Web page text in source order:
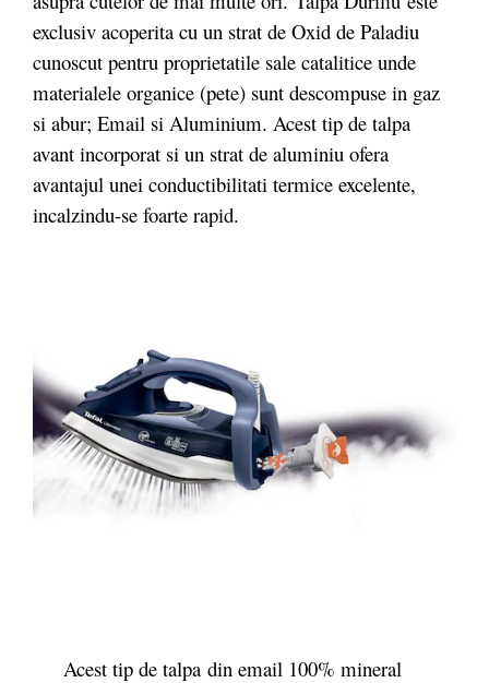
exclusiv acoperita cu un strat de Oxid de Paladiu
cunoscut pentru proprietatile sale catalitice unde
materialele organice (pete) sunt descompuse in gaz
si abur; Email si Aluminium. Acest tip de talpa
avant incorporat si un strat de aluminiu ofera
avantajul unei conductibilitati termice excelente,
incalzindu-se foarte rapid.
Acest tip de talpa din email 100% mineral